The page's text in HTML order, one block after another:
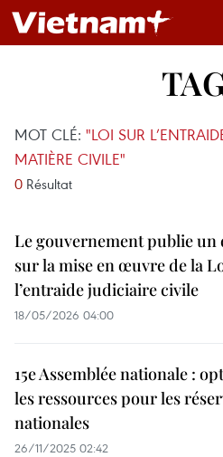
MOT CLÉ: "LOI SUR
MATIÈRE CIVILE"
0 Résultat
Le gouvernement publie un
sur la mise en œuvre de la
l’entraide judiciaire civile
18/05/2026 04:00
15e Assemblée nationale :
les ressources pour les
nationales
26/11/2025 02:42